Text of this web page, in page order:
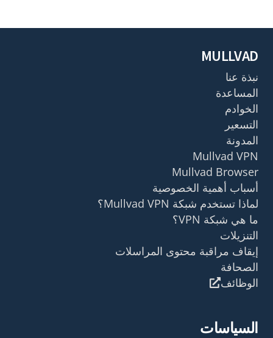
MULLVAD
نبذة عنا
المساعدة
الخوادم
التسعير
المدونة
Mullvad VPN
Mullvad Browser
أسباب أهمية الخصوصية
لماذا تستخدم شبكة Mullvad VPN؟
ما هي شبكة VPN؟
التنزيلات
إيقاف مراقبة محتوى المراسلات
الصحافة
الوظائف
السياسات